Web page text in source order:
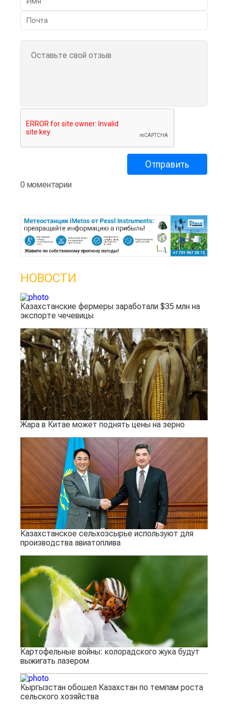
0 моментарии
НОВОСТИ
Казахстанские фермеры заработали $35 млн на
экспорте чечевицы
Жара в Китае может поднять цены на зерно
Казахстанское сельхозсырье используют для
производства авиатоплива
Картофельные войны: колорадского жука будут
выжигать лазером
Кыргызстан обошел Казахстан по темпам роста
сельского хозяйства